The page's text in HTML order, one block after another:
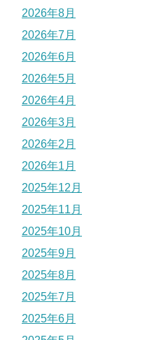
2026年8月
2026年7月
2026年6月
2026年5月
2026年4月
2026年3月
2026年2月
2026年1月
2025年12月
2025年11月
2025年10月
2025年9月
2025年8月
2025年7月
2025年6月